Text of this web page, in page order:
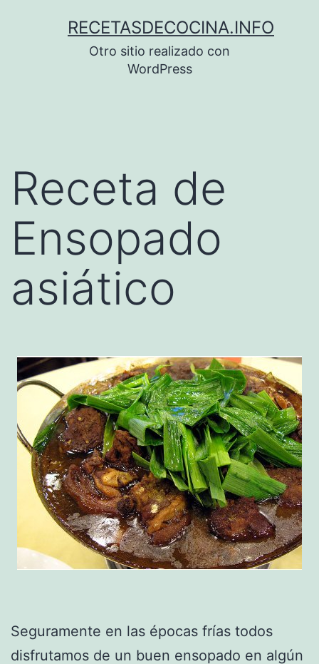
RECETASDECOCINA.INFO
Otro sitio realizado con
WordPress
Receta de
Ensopado
asiático
Seguramente en las épocas frías todos
disfrutamos de un buen ensopado en algún